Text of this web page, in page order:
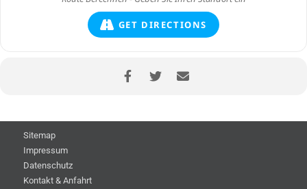
GET DIRECTIONS
Sitemap
Impressum
Datenschutz
Kontakt & Anfahrt